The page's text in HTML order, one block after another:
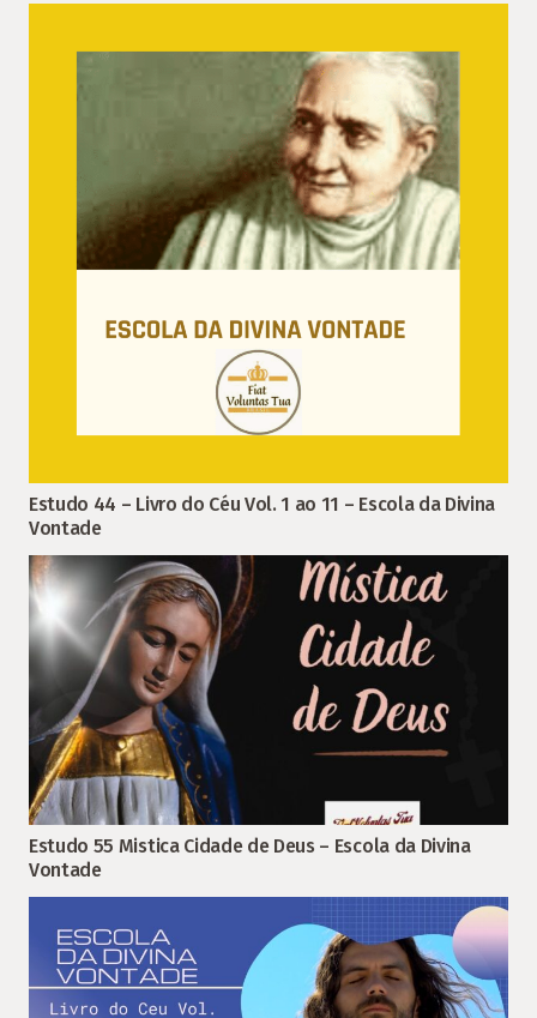
Estudo 44 – Livro do Céu Vol. 1 ao 11 – Escola da Divina
Vontade
Estudo 55 Mistica Cidade de Deus – Escola da Divina
Vontade